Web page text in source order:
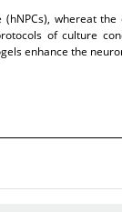
whereat
of culture
enhance the